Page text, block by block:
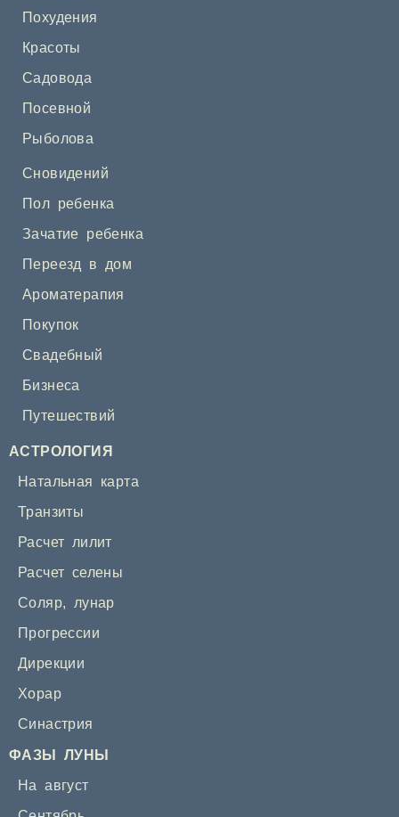
Похудения
Красоты
Садовода
Посевной
Рыболова
Сновидений
Пол ребенка
Зачатие ребенка
Переезд в дом
Ароматерапия
Покупок
Свадебный
Бизнеса
Путешествий
АСТРОЛОГИЯ
Натальная карта
Транзиты
Расчет лилит
Расчет селены
Соляр, лунар
Прогрессии
Дирекции
Хорар
Синастрия
ФАЗЫ ЛУНЫ
На август